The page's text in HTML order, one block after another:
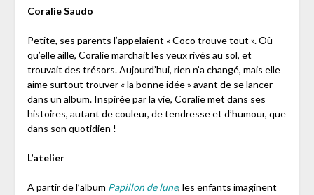
Coralie Saudo
Petite, ses parents l’appelaient « Coco trouve tout ». Où
qu’elle aille, Coralie marchait les yeux rivés au sol, et
trouvait des trésors. Aujourd’hui, rien n’a changé, mais elle
aime surtout trouver « la bonne idée » avant de se lancer
dans un album. Inspirée par la vie, Coralie met dans ses
histoires, autant de couleur, de tendresse et d’humour, que
dans son quotidien !
L’atelier
A partir de l’album Papillon de lune, les enfants imaginent